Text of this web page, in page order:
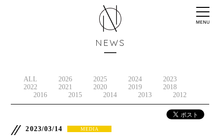
NEWS
ALL 2026 2025 2024
2023
2022
2021 2020 2019
2018
2016
2015 2014 2013 2012
2023/03/14 MEDIA